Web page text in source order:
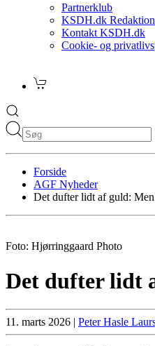
Partnerklub
KSDH.dk
Kontakt KSDH.dk
Cookie- og
Forside
AGF Nyheder
Det dufter lidt af guld:
Foto: Hjørringgaard Photo
Det dufter lidt
11. marts 2026 | Peter Hasle